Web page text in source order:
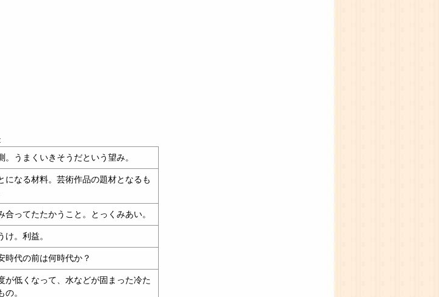
。うまくいきそうだという望み。
になる材料。芸術作品の題材となるも
合ってたたかうこと。とっくみあい。
け。利益。
時代の前は何時代か？
が低くなって、水などが固まった冷た
の。